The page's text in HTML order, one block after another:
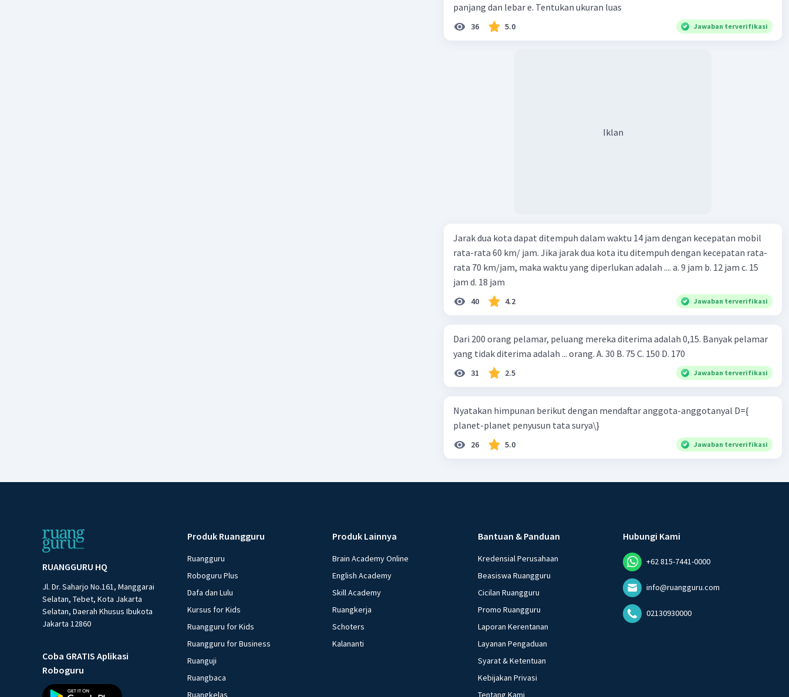
panjang dan lebar e. Tentukan ukuran luas
36 5.0 Jawaban terverifikasi
Iklan
Jarak dua kota dapat ditempuh dalam waktu 14 jam dengan kecepatan mobil
rata-rata 60 km/ jam. Jika jarak dua kota itu ditempuh dengan kecepatan rata-
rata 70 km/jam, maka waktu yang diperlukan adalah .... a. 9 jam b. 12 jam c. 15
jam d. 18 jam
40 4.2 Jawaban terverifikasi
Dari 200 orang pelamar, peluang mereka diterima adalah 0,15. Banyak pelamar
yang tidak diterima adalah ... orang. A. 30 B. 75 C. 150 D. 170
31 2.5 Jawaban terverifikasi
Nyatakan himpunan berikut dengan mendaftar anggota-anggotanyal D={
planet-planet penyusun tata surya\}
26 5.0 Jawaban terverifikasi
RUANGGURU HQ
Jl. Dr. Saharjo No.161, Manggarai
Selatan, Tebet, Kota Jakarta
Selatan, Daerah Khusus Ibukota
Jakarta 12860
Coba GRATIS Aplikasi
Roboguru
Produk Ruangguru
Ruangguru
Roboguru Plus
Dafa dan Lulu
Kursus for Kids
Ruangguru for Kids
Ruangguru for Business
Ruanguji
Ruangbaca
Ruangkelas
Produk Lainnya
Brain Academy Online
English Academy
Skill Academy
Ruangkerja
Schoters
Kalananti
Bantuan & Panduan
Kredensial Perusahaan
Beasiswa Ruangguru
Cicilan Ruangguru
Promo Ruangguru
Laporan Kerentanan
Layanan Pengaduan
Syarat & Ketentuan
Kebijakan Privasi
Tentang Kami
Hubungi Kami
+62 815-7441-0000
info@ruangguru.com
02130930000